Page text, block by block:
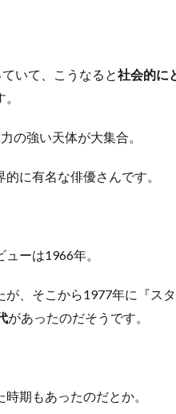
いて、こうなると社会的に
の強い天体が大集合。
に有名な俳優さんです。
ーは1966年。
、そこから1977年に『ス
があったのだそうです。
期もあったのだとか。